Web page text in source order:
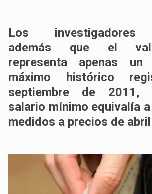
Los investigadores
además que el
representa apenas
máximo histórico
septiembre de 2011,
salario mínimo equivalía
medidos a precios de